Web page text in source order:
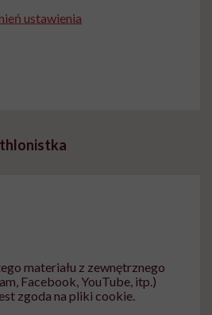
ustawienia
materiału z zewnętrznego
Facebook, YouTube, itp.)
zgoda na pliki cookie.